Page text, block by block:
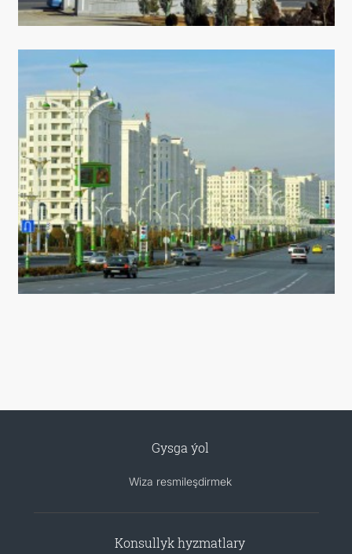
Gysga ýol
Wiza resmileşdirmek
Konsullyk hyzmatlary